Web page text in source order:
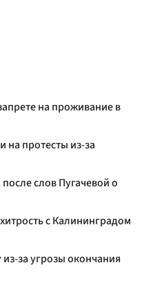
на проживание в
протесты из-за
слов Пугачевой о
с Калининградом
за угрозы окончания